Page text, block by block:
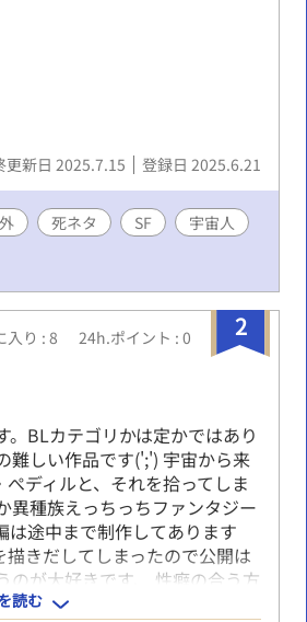
更新日 2025.7.15 登録日 2025.6.21
死ネタ SF
宇宙人
2
入り : 8 24h.ポイント : 0
BLカテゴリかは定かではあり
難しい作品です(';') 宇宙から来
ディルと、それを拾ってしま
異種族えっちっちファンタジー
は途中まで制作してあります
きだしてしまったので公開は
が大好きです、 性癖の合う方
にてあげていたマンガをこち
読む